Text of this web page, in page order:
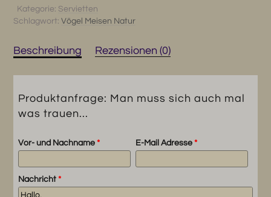
mal
was
Menge
Kategorie: Servietten
Schlagwort:Vögel Meisen Natur
Beschreibung Rezensionen (0)
Produktanfrage: Man muss sich auch mal
was trauen...
Vor- und Nachname* E-Mail Adresse *
Nachricht*